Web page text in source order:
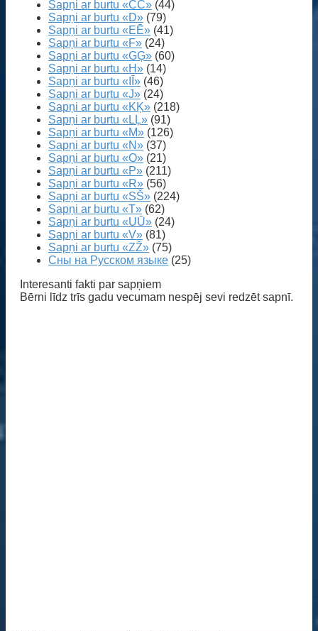
Sapņi ar burtu «CČ» (44)
Sapņi ar burtu «D» (79)
Sapņi ar burtu «EĒ» (41)
Sapņi ar burtu «F» (24)
Sapņi ar burtu «GĢ» (60)
Sapņi ar burtu «H» (14)
Sapņi ar burtu «IĪ» (46)
Sapņi ar burtu «J» (24)
Sapņi ar burtu «KĶ» (218)
Sapņi ar burtu «LĻ» (91)
Sapņi ar burtu «M» (126)
Sapņi ar burtu «N» (37)
Sapņi ar burtu «O» (21)
Sapņi ar burtu «P» (211)
Sapņi ar burtu «R» (56)
Sapņi ar burtu «SŠ» (224)
Sapņi ar burtu «T» (62)
Sapņi ar burtu «UŪ» (24)
Sapņi ar burtu «V» (81)
Sapņi ar burtu «ZŽ» (75)
Сны на Русском языке (25)
Interesanti fakti par sapņiem
Bērni līdz trīs gadu vecumam nespēj sevi redzēt sapnī.